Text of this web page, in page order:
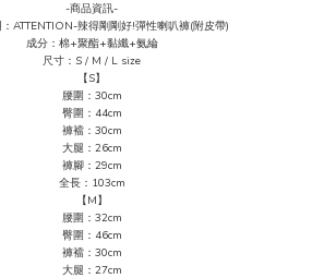
-商品資訊-
ATTENTION-辣得剛剛好!彈性喇叭褲(附皮帶)
成分：棉+聚酯+黏纖+氨綸
尺寸：S / M / L size
【S】
腰圍：30cm
臀圍：44cm
褲襠：30cm
大腿：26cm
褲腳：29cm
全長：103cm
【M】
腰圍：32cm
臀圍：46cm
褲襠：30cm
大腿：27cm